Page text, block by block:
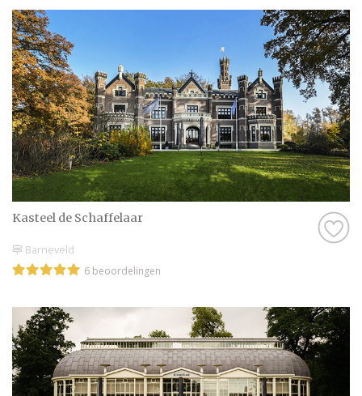
Kasteel de Schaffelaar
Barneveld
6 beoordelingen